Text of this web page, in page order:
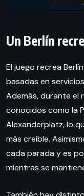
Un Berlín
El juego recrea
basadas en
Además, durante el
conocidos como la
Alexanderplatz, lo
más creíble.
cada parada y es
mientras se